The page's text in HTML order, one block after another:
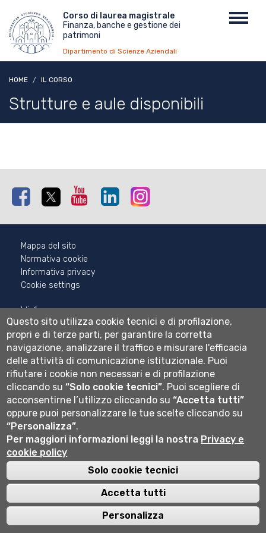
contenuto
principale
Menu
top
Corso di laurea magistrale
Finanza, banche e gestione dei
patrimoni
Dipartimento di Scienze Aziendali
HOME IL CORSO
Strutture e aule disponibili
Facebook Twitter Youtube Linkedin
Mappa del sito
Normativa cookie
Informativa privacy
Cookie settings
Wi-fi
Webmail
Università degli studi di Bergamo
via Salvecchio 19
24129 Bergamo
Cod. Fiscale 80004350163
P.IVA 01612800167
Questo sito utilizza cookie tecnici e di profilazione,
propri e di terze parti, per garantire la corretta
navigazione, analizzare il traffico e misurare l'efficacia
delle attività di comunicazione istituzionale. Puoi
rifiutare i cookie non necessari e di profilazione
cliccando su“Solo cookie tecnici”. Puoi scegliere di
acconsentirne l’utilizzo cliccando su“Accetta tutti”
oppure puoi personalizzare le tue scelte cliccando su
“Personalizza”.
Per maggiori informazioni leggi la nostra Privacy e
cookie policy
Solo cookie tecnici
Accetta tutti
Personalizza